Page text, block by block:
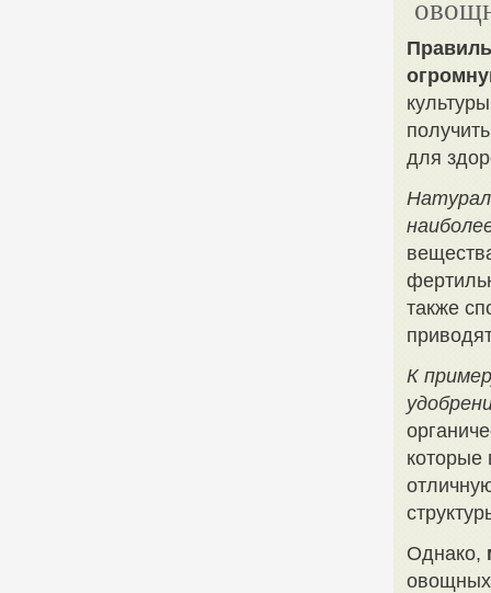
для
также
К
которые
Однако,
овощных